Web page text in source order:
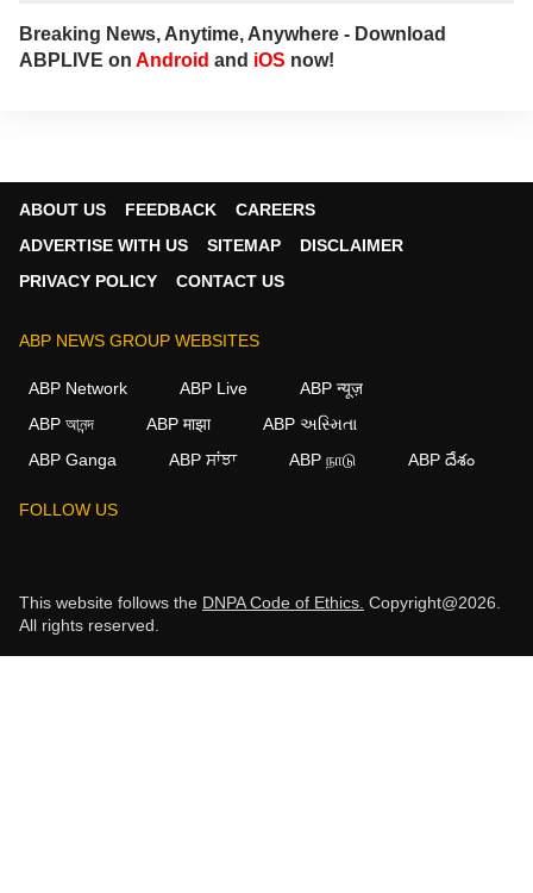
Breaking News, Anytime, Anywhere - Download
ABPLIVE on Android and iOS now!
ABOUT US FEEDBACK
CAREERS
ADVERTISE WITH US
SITEMAP
DISCLAIMER
PRIVACY POLICY
CONTACT US
ABP NEWS GROUP WEBSITES
ABP Network ABP Live
ABP न्यूज़
ABP আনন্দ
ABP माझा
ABP અસ્મિતા
ABP Ganga
ABP ਸਾਂਝਾ ABP நாடு ABP దేశం
FOLLOW US
This website follows the DNPA Code of Ethics. Copyright@2026.
All rights reserved.